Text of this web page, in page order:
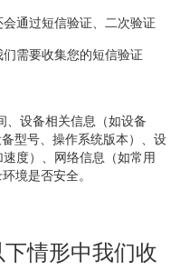
通过短信验证、二次验证
们需要收集您的短信验证
、设备相关信息（如设备
型号、操作系统版本）、设
度）、网络信息（如常用
境是否安全。
下情形中我们收